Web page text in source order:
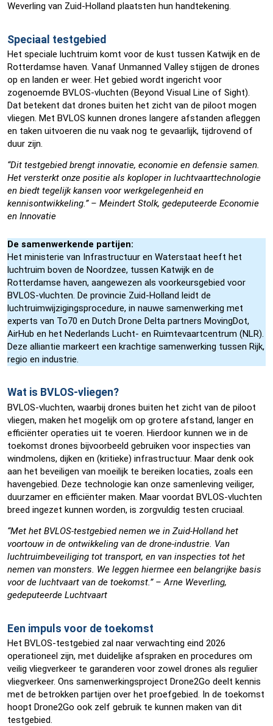
Weverling van Zuid-Holland plaatsten hun handtekening.
Speciaal testgebied
Het speciale luchtruim komt voor de kust tussen Katwijk en de
Rotterdamse haven. Vanaf Unmanned Valley stijgen de drones
op en landen er weer. Het gebied wordt ingericht voor
zogenoemde BVLOS-vluchten (Beyond Visual Line of Sight).
Dat betekent dat drones buiten het zicht van de piloot mogen
vliegen. Met BVLOS kunnen drones langere afstanden afleggen
en taken uitvoeren die nu vaak nog te gevaarlijk, tijdrovend of
duur zijn.
“Dit testgebied brengt innovatie, economie en defensie samen.
Het versterkt onze positie als koploper in luchtvaarttechnologie
en biedt tegelijk kansen voor werkgelegenheid en
kennisontwikkeling.” – Meindert Stolk, gedeputeerde Economie
en Innovatie
De samenwerkende partijen:
Het ministerie van Infrastructuur en Waterstaat heeft het
luchtruim boven de Noordzee, tussen Katwijk en de
Rotterdamse haven, aangewezen als voorkeursgebied voor
BVLOS-vluchten. De provincie Zuid-Holland leidt de
luchtruimwijzigingsprocedure, in nauwe samenwerking met
experts van To70 en Dutch Drone Delta partners MovingDot,
AirHub en het Nederlands Lucht- en Ruimtevaartcentrum (NLR).
Deze alliantie markeert een krachtige samenwerking tussen Rijk,
regio en industrie.
Wat is BVLOS-vliegen?
BVLOS-vluchten, waarbij drones buiten het zicht van de piloot
vliegen, maken het mogelijk om op grotere afstand, langer en
efficiënter operaties uit te voeren. Hierdoor kunnen we in de
toekomst drones bijvoorbeeld gebruiken voor inspecties van
windmolens, dijken en (kritieke) infrastructuur. Maar denk ook
aan het beveiligen van moeilijk te bereiken locaties, zoals een
havengebied. Deze technologie kan onze samenleving veiliger,
duurzamer en efficiënter maken. Maar voordat BVLOS-vluchten
breed ingezet kunnen worden, is zorgvuldig testen cruciaal.
“Met het BVLOS-testgebied nemen we in Zuid-Holland het
voortouw in de ontwikkeling van de drone-industrie. Van
luchtruimbeveiliging tot transport, en van inspecties tot het
nemen van monsters. We leggen hiermee een belangrijke basis
voor de luchtvaart van de toekomst.” – Arne Weverling,
gedeputeerde Luchtvaart
Een impuls voor de toekomst
Het BVLOS-testgebied zal naar verwachting eind 2026
operationeel zijn, met duidelijke afspraken en procedures om
veilig vliegverkeer te garanderen voor zowel drones als regulier
vliegverkeer. Ons samenwerkingsproject Drone2Go deelt kennis
met de betrokken partijen over het proefgebied. In de toekomst
hoopt Drone2Go ook zelf gebruik te kunnen maken van dit
testgebied.